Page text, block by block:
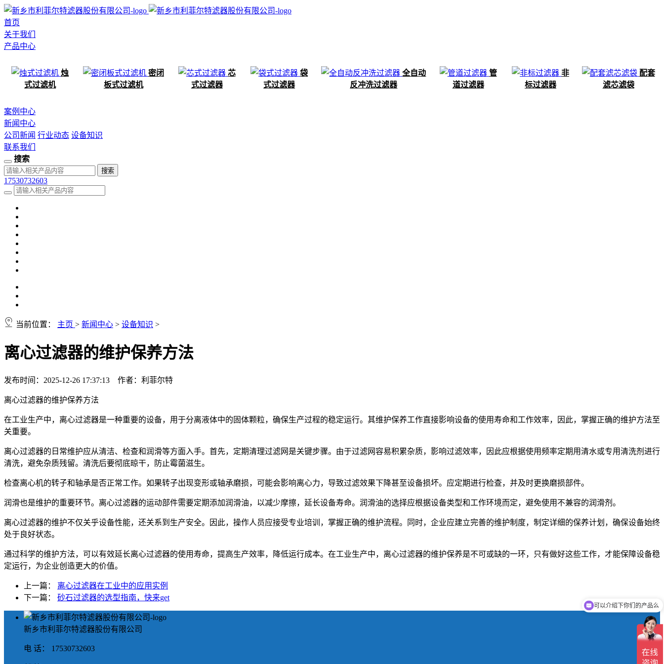
首页
关于我们
产品中心
烛
式过滤机
密闭
板式过滤机
芯
式过滤器
袋
式过滤器
全自动
反冲洗过滤器
管
道过滤器
非
标过滤器
配套
滤芯滤袋
案例中心
新闻中心
公司新闻 行业动态 设备知识
联系我们
搜索
17530732603
当前位置： 主页 > 新闻中心 > 设备知识 >
离心过滤器的维护保养方法
发布时间：2025-12-26 17:37:13 作者：利菲尔特
离心过滤器的维护保养方法
在工业生产中，离心过滤器是一种重要的设备，用于分离液体中的固体颗粒，确保生产过程的稳定运行。其维护保养工作直接影响设备的使用寿命和工作效率，因此，掌握正确的维护方法至
关重要。
离心过滤器的日常维护应从清洁、检查和润滑等方面入手。首先，定期清理过滤网是关键步骤。由于过滤网容易积累杂质，影响过滤效率，因此应根据使用频率定期用清水或专用清洗剂进行
清洗，避免杂质残留。清洗后要彻底晾干，防止霉菌滋生。
检查离心机的转子和轴承是否正常工作。如果转子出现变形或轴承磨损，可能会影响离心力，导致过滤效果下降甚至设备损坏。应定期进行检查，并及时更换磨损部件。
润滑也是维护的重要环节。离心过滤器的运动部件需要定期添加润滑油，以减少摩擦，延长设备寿命。润滑油的选择应根据设备类型和工作环境而定，避免使用不兼容的润滑剂。
离心过滤器的维护不仅关乎设备性能，还关系到生产安全。因此，操作人员应接受专业培训，掌握正确的维护流程。同时，企业应建立完善的维护制度，制定详细的保养计划，确保设备始终
处于良好状态。
通过科学的维护方法，可以有效延长离心过滤器的使用寿命，提高生产效率，降低运行成本。在工业生产中，离心过滤器的维护保养是不可或缺的一环，只有做好这些工作，才能保障设备稳
定运行，为企业创造更大的价值。
上一篇： 离心过滤器在工业中的应用实例
下一篇： 砂石过滤器的选型指南，快来get
新乡市利菲尔特滤器股份有限公司
电 话： 17530732603
可以介绍下你们的产品么